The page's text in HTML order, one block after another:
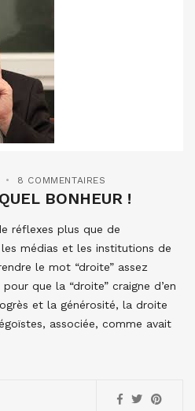
8 COMMENTAIRES
BONHEUR !
réflexes plus que de
médias et les institutions de
le mot “droite” assez
que la “droite” craigne d’en
et la générosité, la droite
associée, comme avait